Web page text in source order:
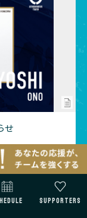
せ
SUPPORTERS